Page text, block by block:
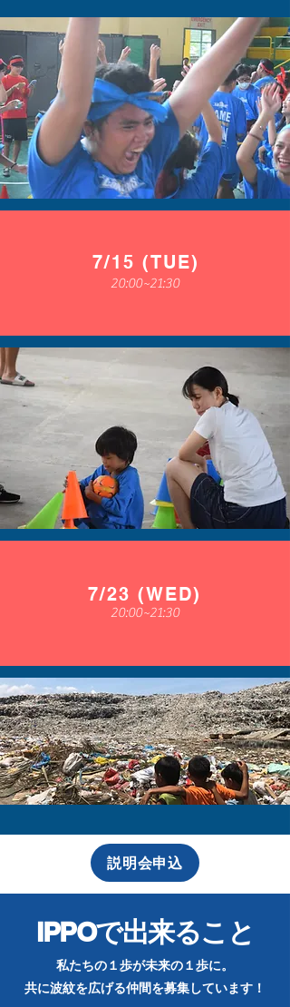
7/15 (TUE)
20:00~21:30
7/23 (WED)
20:00~21:30
説明会申込
IPPOで出来ること
私たちの１歩が未来の１歩に。
​共に波紋を広げる仲間を募集しています！